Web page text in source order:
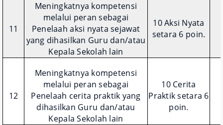
11
Meningkatnya kompetensi
melalui peran sebagai
Penelaah aksi nyata sejawat
yang dihasilkan Guru dan/atau
Kepala Sekolah lain
10 Aksi Nyata
setara 6 poin.
12
Meningkatnya kompetensi
melalui peran sebagai
Penelaah cerita praktik yang
dihasilkan Guru dan/atau
Kepala Sekolah lain
10 Cerita
Praktik setara 6
poin.